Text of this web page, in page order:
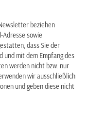
beziehen
Adresse sowie
dass Sie der
und mit dem Empfang des
werden nicht bzw. nur
wir ausschließlich
und geben diese nicht